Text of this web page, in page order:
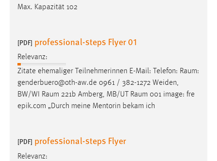
Max. Kapazität 102
[PDF] professional-steps Flyer 01
Relevanz:
Zitate ehemaliger Teilnehmerinnen E-Mail: Telefon: Raum:
genderbuero@oth-aw.de 0961 / 382-1272 Weiden,
BW/WI Raum 221b Amberg, MB/UT Raum 001 image: fre
epik.com „Durch meine Mentorin bekam ich
[PDF] professional-steps Flyer
Relevanz:
gespeichert, ob man eingeloggt ist.
Name:
site-language-preference
Zweck:
Das Cookie speichert die gewählte Sprache der Website.
Cookie Laufzeit:
Chat